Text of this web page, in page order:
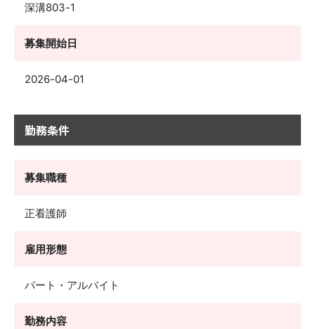
深溝803-1
募集開始日
2026-04-01
勤務条件
募集職種
正看護師
雇用形態
パート・アルバイト
勤務内容